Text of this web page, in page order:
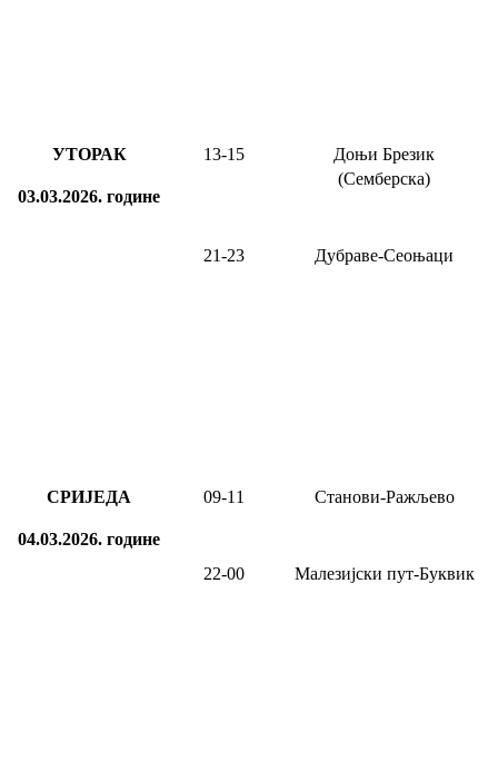
УТОРАК
03.03.2026. године
13-15
Доњи Брезик
(Семберска)
21-23 Дубраве-Сеоњаци
СРИЈЕДА
04.03.2026. године
09-11 Станови-Ражљево
22-00 Малезијски пут-Буквик